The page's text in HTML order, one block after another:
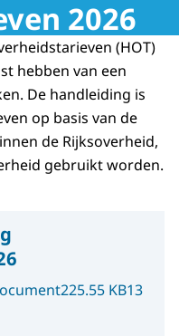
2026
(HOT)
hebben van een
De handleiding is
op basis van de
de Rijksoverheid,
gebruikt worden.
225.55 KB13